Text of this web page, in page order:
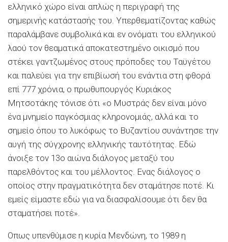
ελληνικό χώρο είναι απλώς η περιγραφή της
σημερινής κατάστασής του. Υπερθεματίζοντας καθώς
παραλάμβανε συμβολικά και εν ονόματι του ελληνικού
λαού τον θεαματικά αποκατεστημένο οικισμό που
στέκει γαντζωμένος στους πρόποδες του Ταϋγέτου
και παλεύει για την επιβίωσή του ενάντια στη φθορά
επί 777 χρόνια, ο πρωθυπουργός Κυριάκος
Μητσοτάκης τόνισε ότι «ο Μυστράς δεν είναι μόνο
ένα μνημείο παγκόσμιας κληρονομιάς, αλλά και το
σημείο όπου το λυκόφως το Βυζαντίου συνάντησε την
αυγή της σύγχρονης ελληνικής ταυτότητας. Εδώ
άνοιξε τον 13ο αιώνα διάλογος μεταξύ του
παρελθόντος και του μέλλοντος. Ενας διάλογος ο
οποίος στην πραγματικότητα δεν σταμάτησε ποτέ. Κι
εμείς είμαστε εδώ για να διασφαλίσουμε ότι δεν θα
σταματήσει ποτέ».
Οπως υπενθύμισε η κυρία Μενδώνη, το 1989 η